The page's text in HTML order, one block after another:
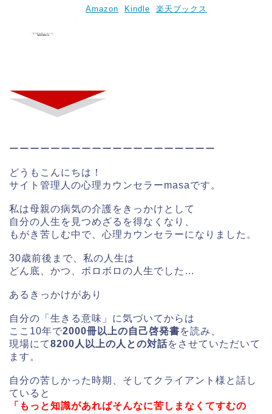
Amazon
Kindle 楽天ブックス
ーーーーーーーーーーーーーーーーーーーー
どうもこんにちは！
サイト管理人の心理カウンセラーmasaです。
私は母親の病気の介護をきっかけとして
自分の人生を見つめざるを得なくなり、
もがき苦しむ中で、心理カウンセラーになりました。
30歳前後まで、私の人生は
どん底、かつ、ボロボロの人生でした…
あるきっかけがあり
自分の「生きる意味」に気づいてからは
ここ10年で2000冊以上の自己啓発書を読み、
現場にて8200人以上の人との対話をさせていただいて
ます。
自分の苦しかった時期、そしてクライアント様と話し
ていると
「もっと知識があればそんなに苦しまなくてすむの